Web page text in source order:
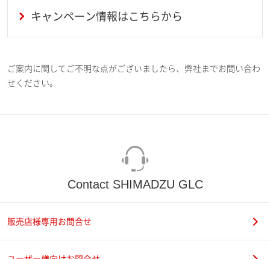
キャンペーン情報はこちらから
ご案内に関してご不明な点がございましたら、弊社までお問い合わ
せください。
Contact SHIMADZU GLC
販売店様専用お問合せ